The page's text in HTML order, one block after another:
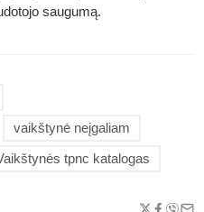
saugumą.
vaikštynė neįgaliam
tpnc katalogas